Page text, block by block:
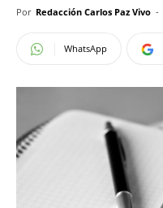
Por Redacción Carlos Paz Vivo -
WhatsApp